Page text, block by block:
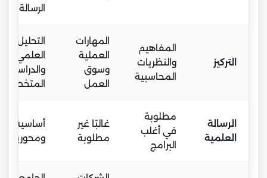
الرسالة
التركيز
المفاهيم
والنظريات
المحاسبية
المهارات
العملية
وسوق
العمل
التحليل
العلمي
والدراسات
الرسالة
العلمية
مطلوبة
في أغلب
البرامج
غالبًا غير
مطلوبة
أساسية
ومحورية